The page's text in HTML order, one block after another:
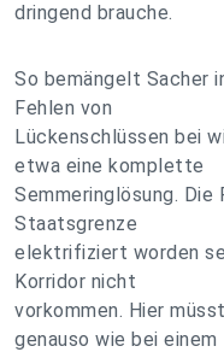
dringend brauche.
So bemängelt Sacher
Fehlen von
Lückenschlüssen bei
etwa eine komplette
Semmeringlösung. Die
Staatsgrenze
elektrifiziert worden
Korridor nicht
vorkommen. Hier
genauso wie bei einem